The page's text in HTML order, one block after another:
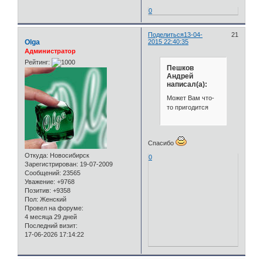
0
Поделиться 21
13-04-
2015 22:40:35
Olga
Администратор
Рейтинг:
Откуда: Новосибирск
Зарегистрирован: 19-07-2009
Сообщений: 23565
Уважение: +9768
Позитив: +9358
Пол: Женский
Провел на форуме:
4 месяца 29 дней
Последний визит:
17-06-2026 17:14:22
Пешков
Андрей
написал(а):
Может Вам что-
то пригодится
Спасибо
0